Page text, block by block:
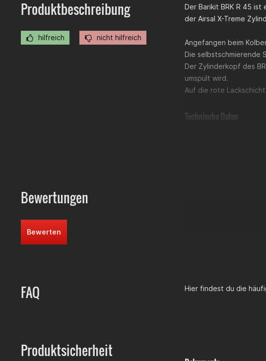
Produktbeschreibung
hilfreich nicht hilfreich
Der Barikit BRK R 45
der Airsal X-Treme
Angefangen beim
Die selbstschmierende
Der Zylinderkopf des
umspült wird.
Auf die rote
Technische Daten
Video
Bewertungen
Bewerten
FAQ Hier findest du die
Produktsicherheit